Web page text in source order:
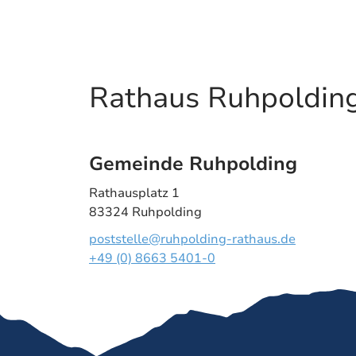
Rathaus
Gemeinde Ruhpolding
Rathausplatz 1
83324 Ruhpolding
poststelle@ruhpolding-rathaus.de
+49 (0) 8663 5401-0